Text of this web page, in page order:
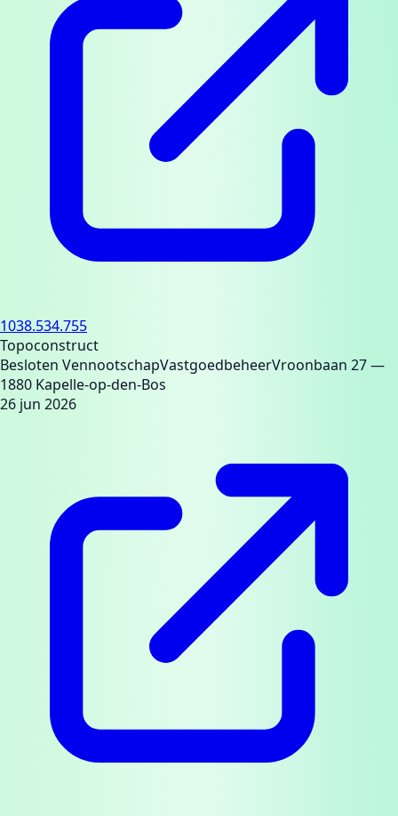
1038.534.755
Topoconstruct
Besloten VennootschapVastgoedbeheerVroonbaan 27—
1880 Kapelle-op-den-Bos
26 jun 2026